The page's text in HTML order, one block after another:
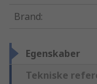
Brand:
Egenskaber
Tekniske